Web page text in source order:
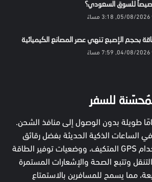
للسوق السعودي؟
05/08/2026, 3:18 مساءً
بحجم الإصبع تنهي عصر المصانع الكيميائية
04/08/2026, 7:59 مساءً
للسفر
طويلة بدون الوصول إلى منافذ الشحن.
الساعات الذكية الحديثة بفضل رقائق
موفرة للطاقة، واستخدام GPS المتكيف، ووضعيات توفير الطاقة
وتتبع الصحة والإشعارات المستمرة
مما يسمح للمسافرين بالاستمتاع